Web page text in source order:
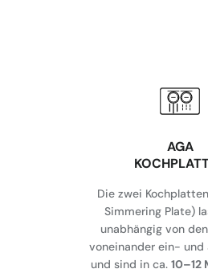
AGA
Die zwei
Simmering Plate)
unabhängig von
voneinander ein- und
und sind in ca. 10–12